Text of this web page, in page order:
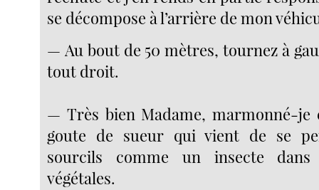
se décompose à l’arrière de mon
— Au bout de 50 mètres, tournez à
tout droit.
— Très bien Madame, marmonné-je
goute de sueur qui vient de se
sourcils comme un insecte dans
végétales.